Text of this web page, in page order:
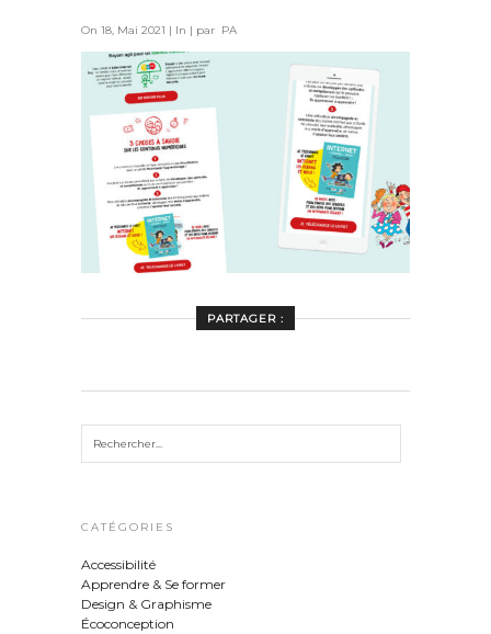
On 18, Mai 2021 | In | par PA
PARTAGER :
CATÉGORIES
Accessibilité
Apprendre & Se former
Design & Graphisme
Écoconception